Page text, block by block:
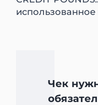
использованное
Чек